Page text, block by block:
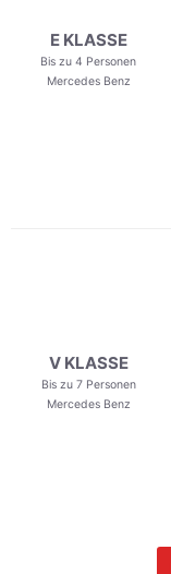
E KLASSE
Bis zu 4 Personen
Mercedes Benz
V KLASSE
Bis zu 7 Personen
Mercedes Benz